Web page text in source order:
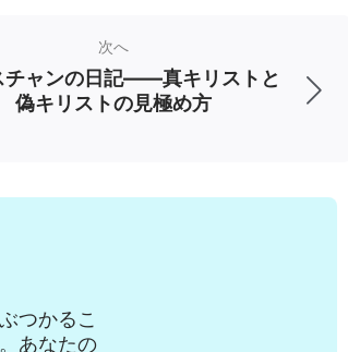
と知識を得ることができたのよ。
示から来ているものだと確信でき
してくださったのよ。だから、全
電に対する観念でいっぱいになっ
始めました。そして、私はそれを
ットにちゃんと書いてあるわ。
次へ
チャンの日記――真キリストと
偽キリストの見極め方
つかるこ
あなたの